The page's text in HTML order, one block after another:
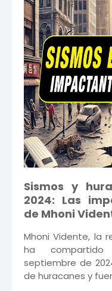
Sismos y
2024: Las
de Mhoni
Mhoni Vidente, la
ha
septiembre de
de huracanes y